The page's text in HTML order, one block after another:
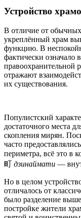
Устройство
В отличие от
укреплённый храм
функцию. В
фактически означало
правоохранительной
отражают
их существования.
Популистский
достаточного места
скопления мирян.
часто
периметра, всё это в
町 дзинаймати —
Но в целом
отличалось от
было разделение
постройке жители